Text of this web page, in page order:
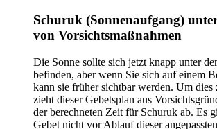
Schuruk (Sonnenaufgang)
von Vorsichtsmaßnahmen
Die Sonne sollte sich jetzt knapp unter
befinden, aber wenn Sie sich auf einem
kann sie früher sichtbar werden. Um dies
zieht dieser Gebetsplan aus
der berechneten Zeit für Schuruk ab. Es
Gebet nicht vor Ablauf dieser